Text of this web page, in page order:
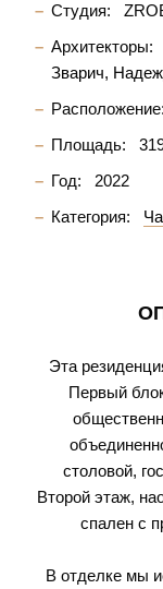
Студия:
Архитекторы:
Зварич
Расположение:
Площадь:
Год:
2022
Категория:
Эта
Первый
столовой,
Второй этаж,
спален с
В отделке мы